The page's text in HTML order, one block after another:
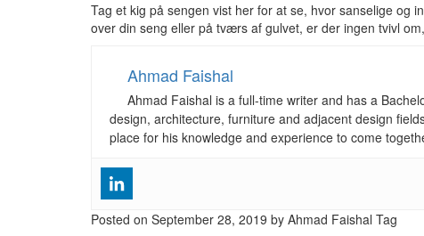
Tag et kig på sengen vist her for at se, hvor sanselige
over din seng eller på tværs af gulvet, er der ingen tvivl
Ahmad Faishal
Ahmad Faishal is a full-time writer and has a
design, architecture, furniture and adjacent design
place for his knowledge and experience to come
Posted on September 28, 2019 by Ahmad Faishal Tag